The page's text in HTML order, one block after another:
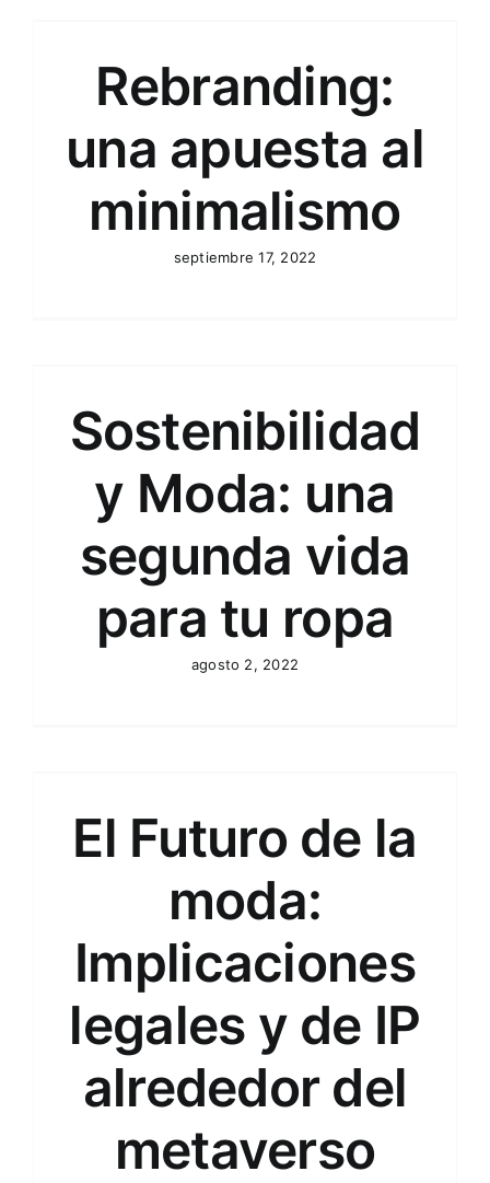
Rebranding:
una apuesta al
minimalismo
septiembre 17, 2022
Sostenibilidad
y Moda: una
segunda vida
para tu ropa
agosto 2, 2022
El Futuro de la
moda:
Implicaciones
legales y de IP
alrededor del
metaverso